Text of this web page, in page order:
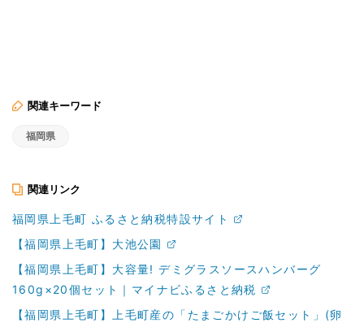
関連キーワード
福岡県
関連リンク
福岡県上毛町 ふるさと納税特設サイト
【福岡県上毛町】大池公園
【福岡県上毛町】大容量! デミグラスソースハンバーグ
160g×20個セット｜マイナビふるさと納税
【福岡県上毛町】上毛町産の「たまごかけご飯セット」(卵